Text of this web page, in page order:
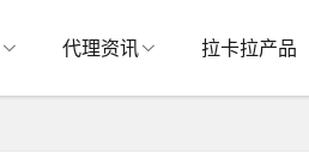
代理资讯 拉卡拉产品